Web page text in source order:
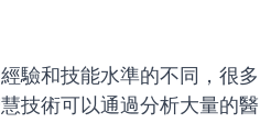
驗和技能水準的不同，很多
技術可以通過分析大量的醫